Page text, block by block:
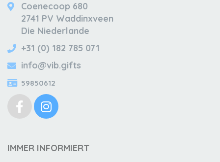
Coenecoop 680
2741 PV Waddinxveen
Die Niederlande
+31 (0) 182 785 071
info@vib.gifts
59850612
IMMER INFORMIERT